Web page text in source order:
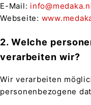
E-Mail:
Webseite:
2. Welche
verarbeiten wir?
Wir verarbeiten
personenbezogene